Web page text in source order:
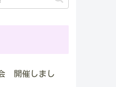
開催しまし